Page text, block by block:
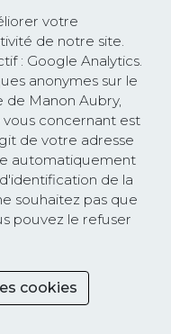
votre
de notre site.
: Google Analytics.
anonymes sur le
de Manon Aubry,
concernant est
de votre adresse
automatiquement
de la
souhaitez pas que
pouvez le refuser
cookies